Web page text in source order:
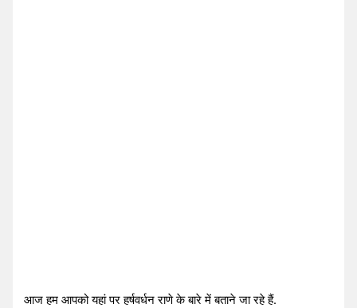
आज हम आपको यहां पर हर्षवर्धन राणे के बारे में बताने जा रहे हैं.